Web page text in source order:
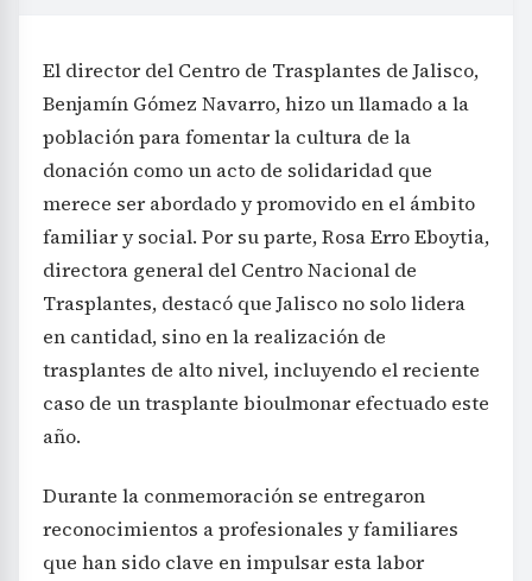
El director del Centro de Trasplantes de Jalisco,
Benjamín Gómez Navarro, hizo un llamado a la
población para fomentar la cultura de la
donación como un acto de solidaridad que
merece ser abordado y promovido en el ámbito
familiar y social. Por su parte, Rosa Erro Eboytia,
directora general del Centro Nacional de
Trasplantes, destacó que Jalisco no solo lidera
en cantidad, sino en la realización de
trasplantes de alto nivel, incluyendo el reciente
caso de un trasplante bioulmonar efectuado este
año.
Durante la conmemoración se entregaron
reconocimientos a profesionales y familiares
que han sido clave en impulsar esta labor